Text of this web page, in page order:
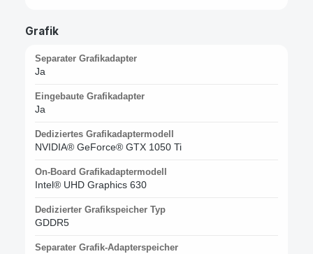
Grafik
Separater Grafikadapter
Ja
Eingebaute Grafikadapter
Ja
Dediziertes Grafikadaptermodell
NVIDIA® GeForce® GTX 1050 Ti
On-Board Grafikadaptermodell
Intel® UHD Graphics 630
Dedizierter Grafikspeicher Typ
GDDR5
Separater Grafik-Adapterspeicher